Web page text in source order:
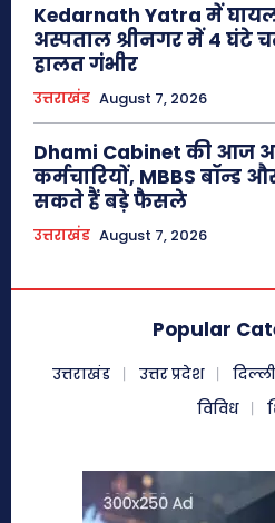
Kedarnath Yatra में
अस्पताल श्रीनगर में 4 घंटे
हालत गंभीर
उत्तराखंड August 7, 2026
Dhami Cabinet की आज
कर्मचारियों, MBBS बॉन्ड
सकते हैं बड़े फैसले
उत्तराखंड August 7, 2026
Popular
उत्तराखंड उत्तर प्रदेश दिल्ली
विविध